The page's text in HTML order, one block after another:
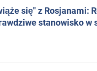
się" z Rosjanami:
stanowisko w